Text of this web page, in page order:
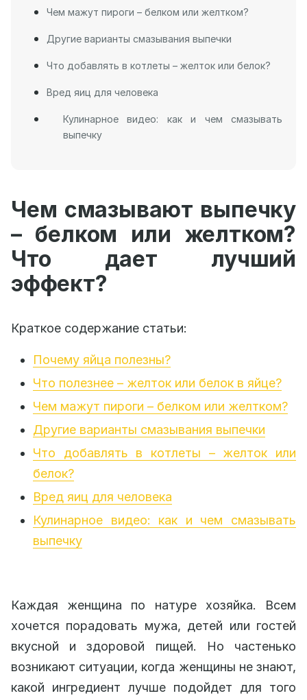
Чем мажут пироги – белком или желтком?
Другие варианты смазывания выпечки
Что добавлять в котлеты – желток или белок?
Вред яиц для человека
Кулинарное видео: как и чем смазывать
выпечку
Чем смазывают выпечку
– белком или желтком?
Что дает лучший
эффект?
Краткое содержание статьи:
Почему яйца полезны?
Что полезнее – желток или белок в яйце?
Чем мажут пироги – белком или желтком?
Другие варианты смазывания выпечки
Что добавлять в котлеты – желток или
белок?
Вред яиц для человека
Кулинарное видео: как и чем смазывать
выпечку
Каждая женщина по натуре хозяйка. Всем
хочется порадовать мужа, детей или гостей
вкусной и здоровой пищей. Но частенько
возникают ситуации, когда женщины не знают,
какой ингредиент лучше подойдет для того